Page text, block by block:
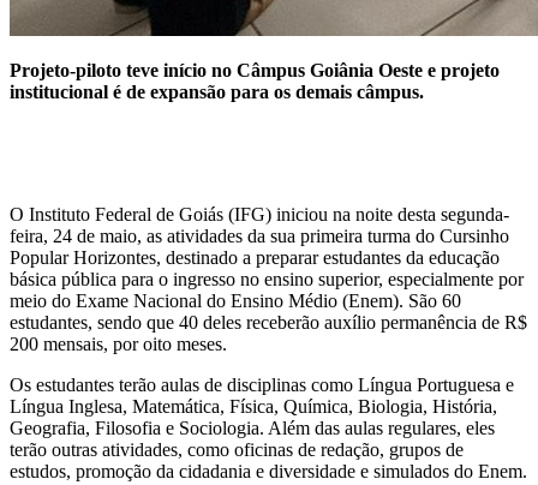
Projeto-piloto teve início no Câmpus Goiânia Oeste e projeto
institucional é de expansão para os demais câmpus.
O Instituto Federal de Goiás (IFG) iniciou na noite desta segunda-
feira, 24 de maio, as atividades da sua primeira turma do Cursinho
Popular Horizontes, destinado a preparar estudantes da educação
básica pública para o ingresso no ensino superior, especialmente por
meio do Exame Nacional do Ensino Médio (Enem). São 60
estudantes, sendo que 40 deles receberão auxílio permanência de R$
200 mensais, por oito meses.
Os estudantes terão aulas de disciplinas como Língua Portuguesa e
Língua Inglesa, Matemática, Física, Química, Biologia, História,
Geografia, Filosofia e Sociologia. Além das aulas regulares, eles
terão outras atividades, como oficinas de redação, grupos de
estudos, promoção da cidadania e diversidade e simulados do Enem.